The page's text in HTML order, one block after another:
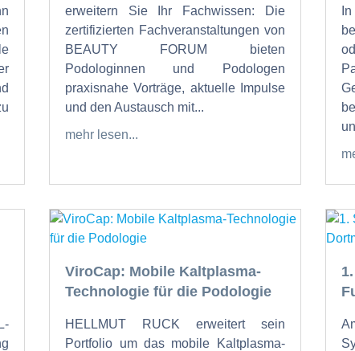
erweitern Sie Ihr Fachwissen: Die
zertifizierten Fachveranstaltungen von
BEAUTY FORUM bieten
Podologinnen und Podologen
praxisnahe Vorträge, aktuelle Impulse
und den Austausch mit...
mehr lesen...
ViroCap: Mobile Kaltplasma-
Technologie für die Podologie
HELLMUT RUCK erweitert sein
Portfolio um das mobile Kaltplasma-